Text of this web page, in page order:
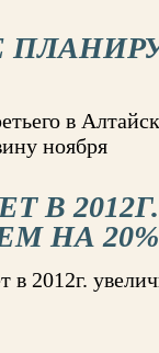
в
ноября
В
НА 20%
в 2012г.